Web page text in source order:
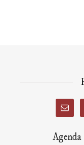
Agenda